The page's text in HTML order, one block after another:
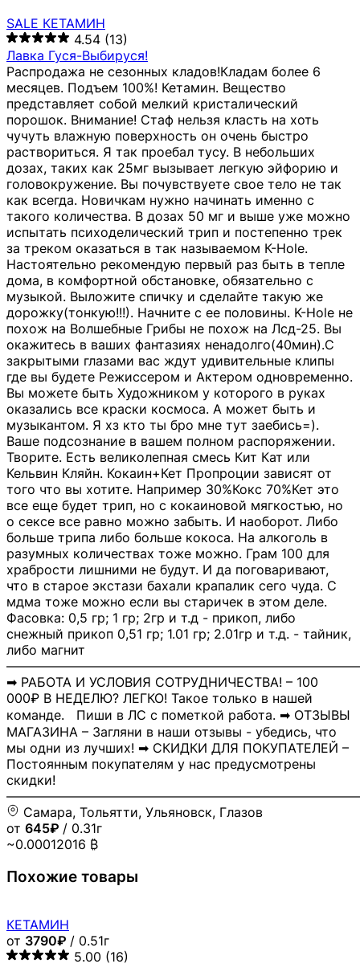
SALE КЕТАМИН
4.54 (13)
Лавка Гуся-Выбируся!
Распродажа не сезонных кладов!Кладам более 6
месяцев. Подъем 100%! Кетамин. Вещество
представляет собой мелкий кристалический
порошок. Внимание! Стаф нельзя класть на хоть
чучуть влажную поверхность он очень быстро
раствориться. Я так проебал тусу. В небольших
дозах, таких как 25мг вызывает легкую эйфорию и
головокружение. Вы почувствуете свое тело не так
как всегда. Новичкам нужно начинать именно с
такого количества. В дозах 50 мг и выше уже можно
испытать психоделический трип и постепенно трек
за треком оказаться в так называемом К-Hole.
Настоятельно рекомендую первый раз быть в тепле
дома, в комфортной обстановке, обязательно с
музыкой. Выложите спичку и сделайте такую же
дорожку(тонкую!!!). Начните с ее половины. K-Hole не
похож на Волшебные Грибы не похож на Лсд-25. Вы
окажитесь в ваших фантазиях ненадолго(40мин).С
закрытыми глазами вас ждут удивительные клипы
где вы будете Режиссером и Актером одновременно.
Вы можете быть Художником у которого в руках
оказались все краски космоса. А может быть и
музыкантом. Я хз кто ты бро мне тут заебись=).
Ваше подсознание в вашем полном распоряжении.
Творите. Есть великолепная смесь Кит Кат или
Кельвин Кляйн. Кокаин+Кет Пропроции зависят от
того что вы хотите. Например 30%Кокс 70%Кет это
все еще будет трип, но с кокаиновой мягкостью, но
о сексе все равно можно забыть. И наоборот. Либо
больше трипа либо больше кокоса. На алкоголь в
разумных количествах тоже можно. Грам 100 для
храбрости лишними не будут. И да поговаривают,
что в старое экстази бахали крапалик сего чуда. С
мдма тоже можно если вы старичек в этом деле.
Фасовка: 0,5 гр; 1 гр; 2гр и т.д - прикоп, либо
снежный прикоп 0,51 гр; 1.01 гр; 2.01гр и т.д. - тайник,
либо магнит
➡ РАБОТА И УСЛОВИЯ СОТРУДНИЧЕСТВА! – 100
000₽ В НЕДЕЛЮ? ЛЕГКО! Такое только в нашей
команде. Пиши в ЛС с пометкой работа. ➡ ОТЗЫВЫ
МАГАЗИНА – Загляни в наши отзывы - убедись, что
мы одни из лучших! ➡ СКИДКИ ДЛЯ ПОКУПАТЕЛЕЙ –
Постоянным покупателям у нас предусмотрены
скидки!
Самара, Тольятти, Ульяновск, Глазов
от 645₽ / 0.31г
~0.00012016 ₿
Похожие товары
КЕТАМИН
от 3790₽ / 0.51г
5.00 (16)